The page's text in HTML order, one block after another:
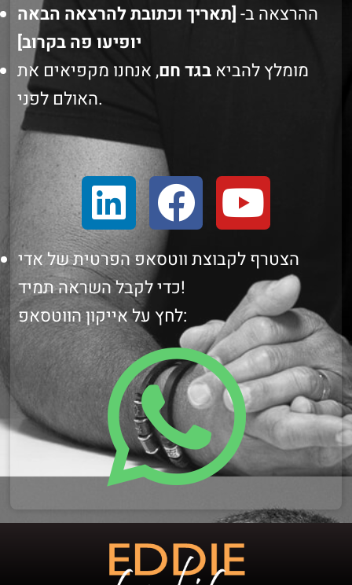
ההרצאה ב-[תאריך וכתובת להרצאה הבאה
יופיעו פה בקרוב]
מומלץ להביאבגד חם, אנחנו מקפיאים את
האולם לפני.
הצטרף לקבוצת ווטסאפ הפרטית של אדי
כדי לקבל השראה תמיד!
לחץ על אייקון הווטסאפ: